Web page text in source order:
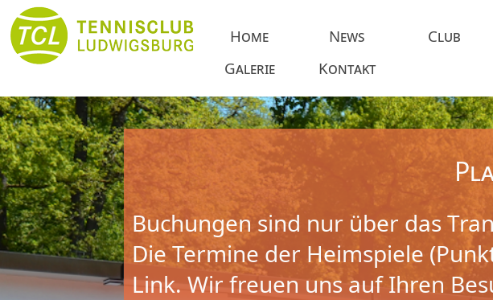
Home News Club
Galerie
Kontakt
Buchungen sind nur über das
Die Termine der Heimspiele
Link. Wir freuen uns auf Ihren